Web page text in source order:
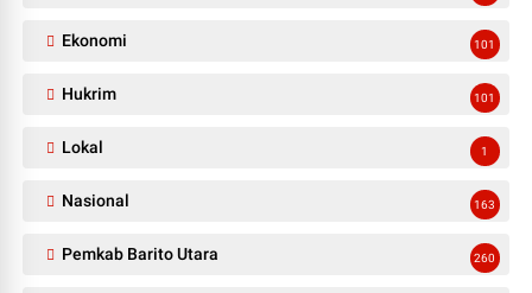
Ekonomi 101
Hukrim 101
Lokal 1
Nasional 163
Pemkab Barito Utara 260